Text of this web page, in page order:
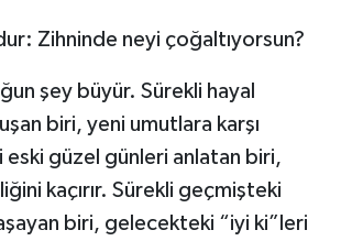
Zihninde neyi çoğaltıyorsun?
şey büyür. Sürekli hayal
biri, yeni umutlara karşı
eski güzel günleri anlatan biri,
kaçırır. Sürekli geçmişteki
biri, gelecekteki “iyi ki”leri